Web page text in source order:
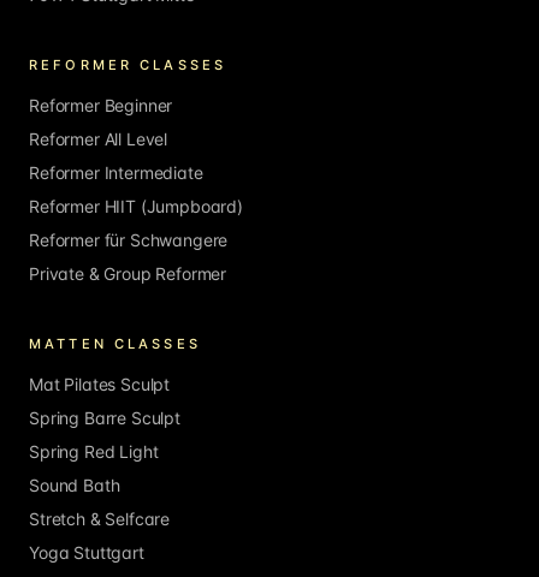
REFORMER CLASSES
Reformer Beginner
Reformer All Level
Reformer Intermediate
Reformer HIIT (Jumpboard)
Reformer für Schwangere
Private & Group Reformer
MATTEN CLASSES
Mat Pilates Sculpt
Spring Barre Sculpt
Spring Red Light
Sound Bath
Stretch & Selfcare
Yoga Stuttgart